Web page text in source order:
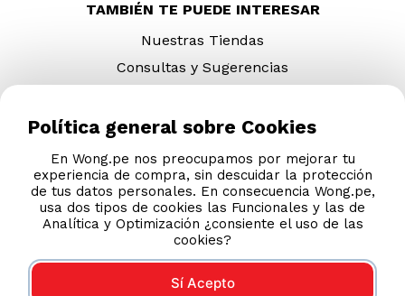
TAMBIÉN TE PUEDE INTERESAR
Nuestras Tiendas
Consultas y Sugerencias
Revisa tu boleta
Términos y Condiciones
Legales
Código de Ética
AYUDA CALLCENTER
Política general sobre Cookies
En Wong.pe nos preocupamos por mejorar tu
experiencia de compra, sin descuidar la protección
de tus datos personales. En consecuencia Wong.pe,
usa dos tipos de cookies las Funcionales y las de
Analítica y Optimización ¿consiente el uso de las
cookies?
Sí Acepto